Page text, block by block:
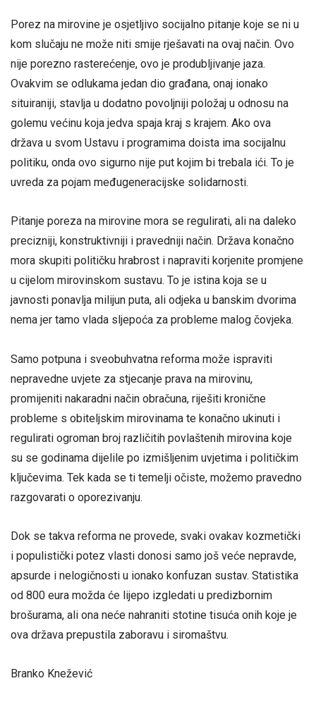
Porez na mirovine je osjetljivo socijalno pitanje koje se ni u
kom slučaju ne može niti smije rješavati na ovaj način. Ovo
nije porezno rasterećenje, ovo je produbljivanje jaza.
Ovakvim se odlukama jedan dio građana, onaj ionako
situiraniji, stavlja u dodatno povoljniji položaj u odnosu na
golemu većinu koja jedva spaja kraj s krajem. Ako ova
država u svom Ustavu i programima doista ima socijalnu
politiku, onda ovo sigurno nije put kojim bi trebala ići. To je
uvreda za pojam međugeneracijske solidarnosti.
Pitanje poreza na mirovine mora se regulirati, ali na daleko
precizniji, konstruktivniji i pravedniji način. Država konačno
mora skupiti političku hrabrost i napraviti korjenite promjene
u cijelom mirovinskom sustavu. To je istina koja se u
javnosti ponavlja milijun puta, ali odjeka u banskim dvorima
nema jer tamo vlada sljepoća za probleme malog čovjeka.
Samo potpuna i sveobuhvatna reforma može ispraviti
nepravedne uvjete za stjecanje prava na mirovinu,
promijeniti nakaradni način obračuna, riješiti kronične
probleme s obiteljskim mirovinama te konačno ukinuti i
regulirati ogroman broj različitih povlaštenih mirovina koje
su se godinama dijelile po izmišljenim uvjetima i političkim
ključevima. Tek kada se ti temelji očiste, možemo pravedno
razgovarati o oporezivanju.
Dok se takva reforma ne provede, svaki ovakav kozmetički
i populistički potez vlasti donosi samo još veće nepravde,
apsurde i nelogičnosti u ionako konfuzan sustav. Statistika
od 800 eura možda će lijepo izgledati u predizbornim
brošurama, ali ona neće nahraniti stotine tisuća onih koje je
ova država prepustila zaboravu i siromaštvu.
Branko Knežević